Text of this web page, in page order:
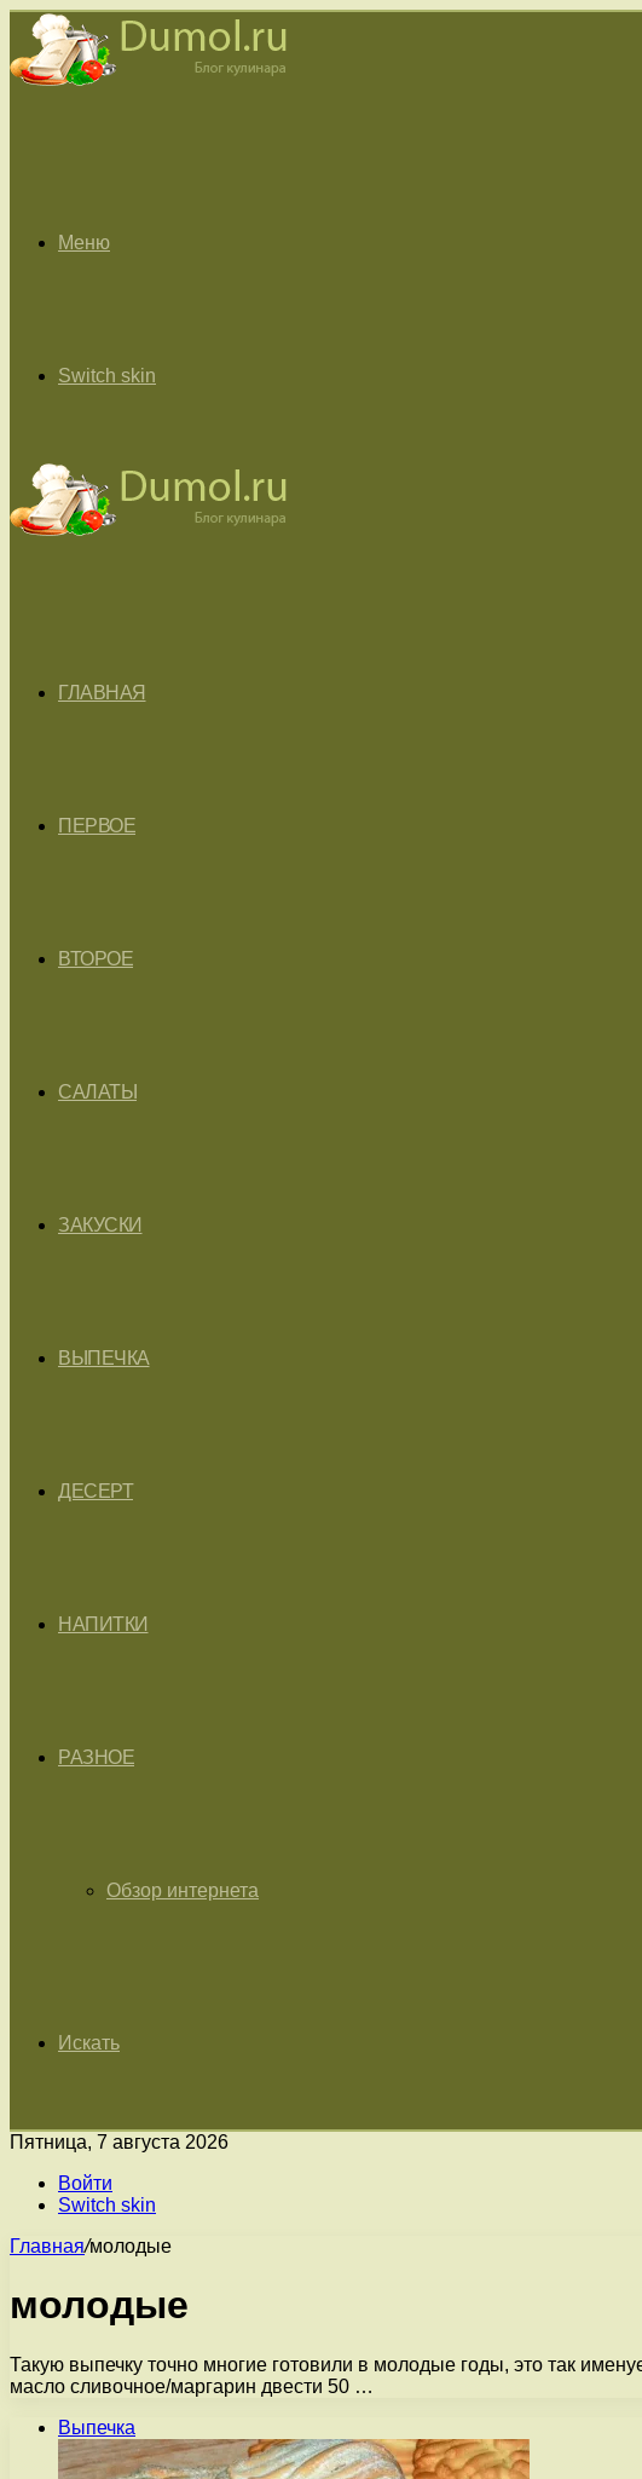
Меню
Switch skin
ГЛАВНАЯ
ПЕРВОЕ
ВТОРОЕ
САЛАТЫ
ЗАКУСКИ
ВЫПЕЧКА
ДЕСЕРТ
НАПИТКИ
РАЗНОЕ
Обзор интернета
Искать
Пятница, 7 августа 2026
Войти
Switch skin
Главная/молодые
молодые
Такую выпечку точно многие готовили в молодые годы, это так
масло сливочное/маргарин двести 50 …
Выпечка